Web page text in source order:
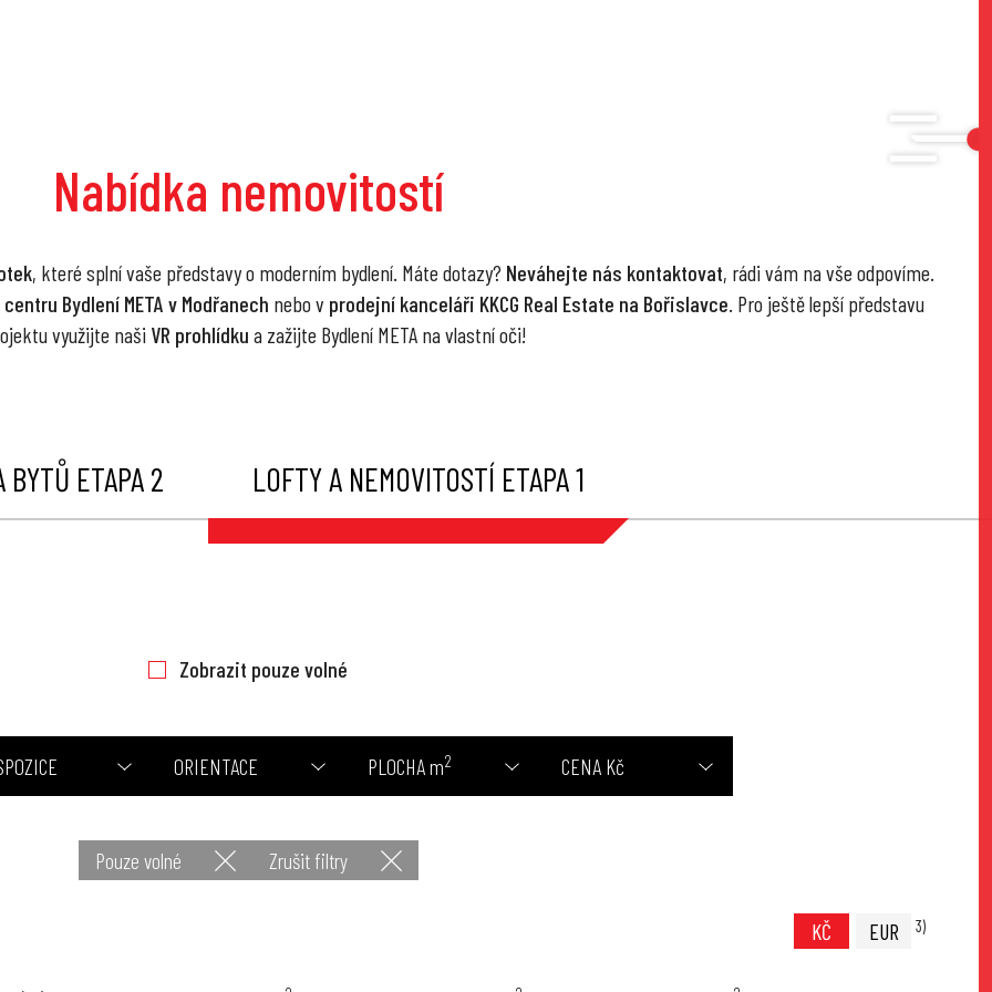
Nabídka nemovitostí
, které splní vaše představy o moderním bydlení. Máte dotazy? Neváhejte nás kontaktovat, rádi vám na vše odpovíme.
Bydlení META v Modřanech nebo v prodejní kanceláři KKCG Real Estate na Bořislavce. Pro ještě lepší představu
využijte naši VR prohlídku a zažijte Bydlení META na vlastní oči!
BYTŮ ETAPA 2 LOFTY A NEMOVITOSTÍ ETAPA 1
Zobrazit pouze volné
ORIENTACE PLOCHA m2 CENA Kč
Pouze volné Zrušit filtry
KČ EUR 3)